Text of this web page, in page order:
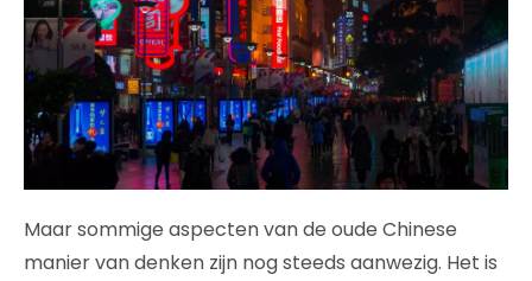
Maar sommige aspecten van de oude Chinese
manier van denken zijn nog steeds aanwezig. Het is